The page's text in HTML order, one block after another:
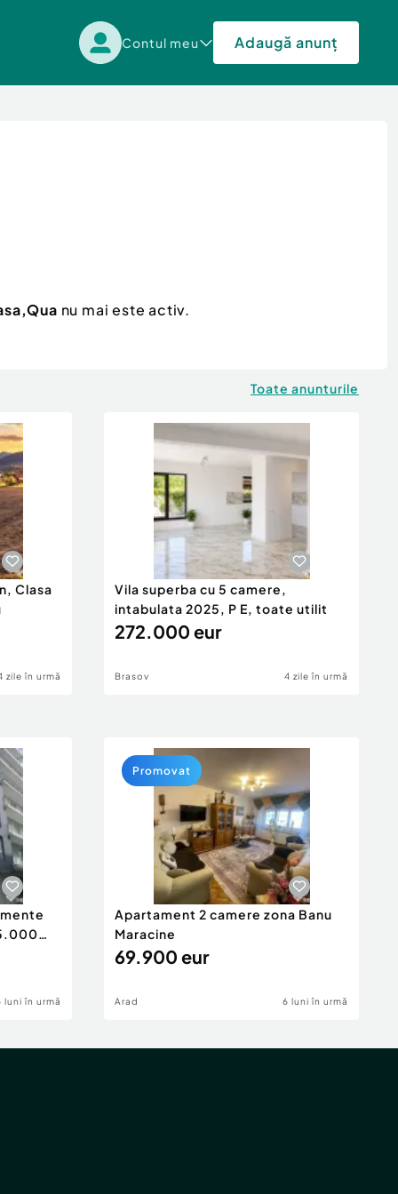
Contul meu Adaugă anunț
nu mai este activ.
Toate anunturile
Clasa
zile în urmă
Vila superba cu 5 camere,
intabulata 2025, P E, toate utilit
272.000 eur
Brasov 4 zile în urmă
luni în urmă
Apartament 2 camere zona Banu
Maracine
69.900 eur
Arad 6 luni în urmă
Promovat